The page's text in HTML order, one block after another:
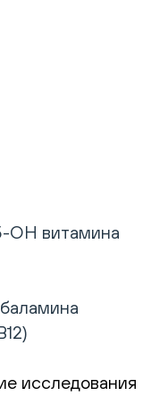
ОН витамина
исследования